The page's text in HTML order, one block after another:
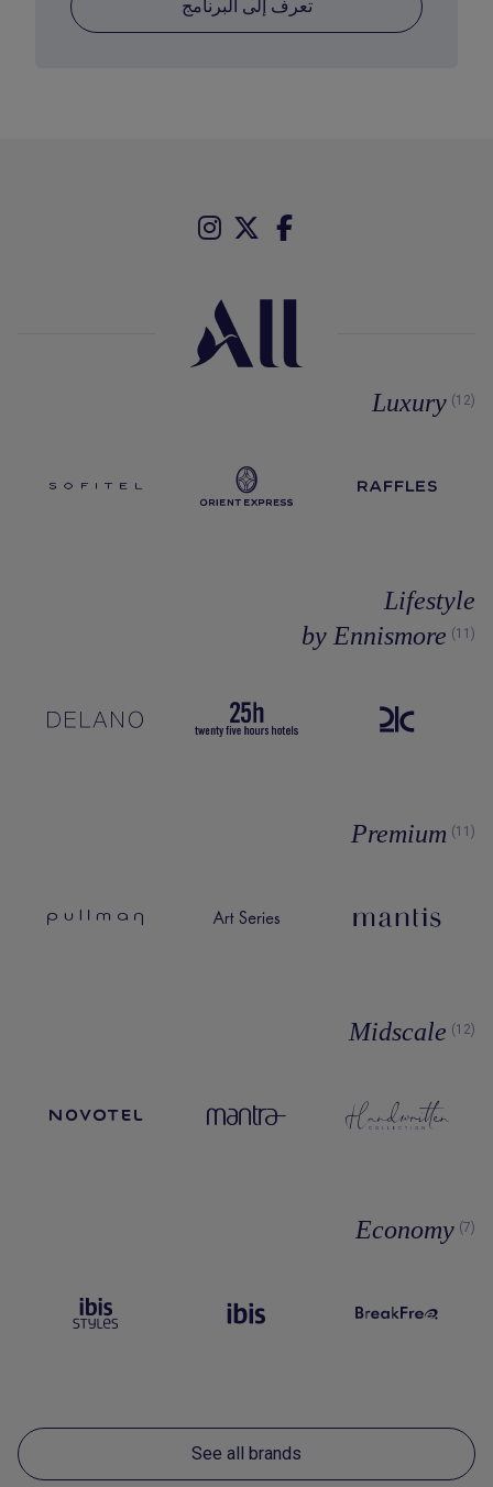
تعرف إلى البرنامج
Luxury (12)
Lifestyle
by Ennismore (11)
Premium (11)
Midscale (12)
Economy (7)
See all brands